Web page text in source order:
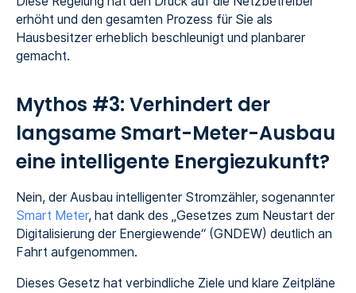
erhöht und den gesamten Prozess für Sie als
Hausbesitzer erheblich beschleunigt und planbarer
gemacht.
Mythos #3: Verhindert der
langsame Smart-Meter-Ausbau
eine intelligente Energiezukunft?
Nein, der Ausbau intelligenter Stromzähler, sogenannter
Smart Meter, hat dank des „Gesetzes zum Neustart der
Digitalisierung der Energiewende“ (GNDEW) deutlich an
Fahrt aufgenommen.
Dieses Gesetz hat verbindliche Ziele und klare Zeitpläne